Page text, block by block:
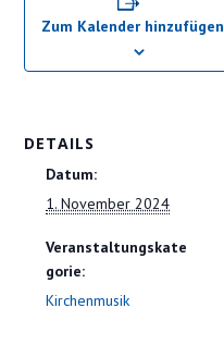
Zum Kalender hinzufügen
DETAILS
Datum:
1. November 2024
Veranstaltungskate
gorie:
Kirchenmusik